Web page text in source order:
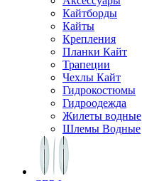
Кайтборды
Кайты
Крепления
Планки Кайт
Трапеции
Чехлы Кайт
Гидрокостюмы
Гидроодежда
Жилеты водные
Шлемы Водные